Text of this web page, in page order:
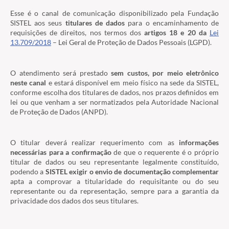
Esse é o canal de comunicação disponibilizado pela Fundação
SISTEL aos seus titulares de dados para o encaminhamento de
requisições de direitos, nos termos dosartigos 18 e 20 da Lei
13.709/2018 – Lei Geral de Proteção de Dados Pessoais (LGPD).
O atendimento será prestado sem custos, por meio eletrônico
neste canal e estará disponível em meio físico na sede da SISTEL,
conforme escolha dos titulares de dados, nos prazos definidos em
lei ou que venham a ser normatizados pela Autoridade Nacional
de Proteção de Dados (ANPD).
O titular deverá realizar requerimento com as informações
necessárias para a confirmaçãode que o requerente é o próprio
titular de dados ou seu representante legalmente constituído,
podendo a SISTEL exigir o envio de documentação complementar
apta a comprovar a titularidade do requisitante ou do seu
representante ou da representação, sempre para a garantia da
privacidade dos dados dos seus titulares.